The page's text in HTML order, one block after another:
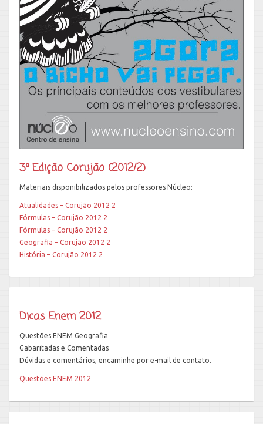
3ª Edição Corujão (2012/2)
Materiais disponibilizados pelos professores Núcleo:
Atualidades – Corujão 2012 2
Fórmulas – Corujão 2012 2
Fórmulas – Corujão 2012 2
Geografia – Corujão 2012 2
História – Corujão 2012 2
Dicas Enem 2012
Questões ENEM Geografia
Gabaritadas e Comentadas
Dúvidas e comentários, encaminhe por e-mail de contato.
Questões ENEM 2012